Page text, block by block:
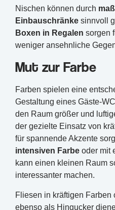
Nischen können durch
Einbauschränke sinnvoll
Boxen in Regalen sorgen
weniger ansehnliche
Mut zur Farbe
Farben spielen eine
Gestaltung eines Gäste-
den Raum größer und
der gezielte Einsatz von
für spannende Akzente
intensiven Farbe oder mit
kann einen kleinen Raum
interessanter machen.
Fliesen in kräftigen Farben
ebenso als Hingucker